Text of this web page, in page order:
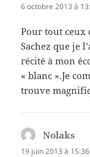
6 octobre 2013 à
Pour tout ceux
Sachez que je
récité à mon
« blanc ».Je
trouve
Nolaks
19 juin 2013 à 15:36